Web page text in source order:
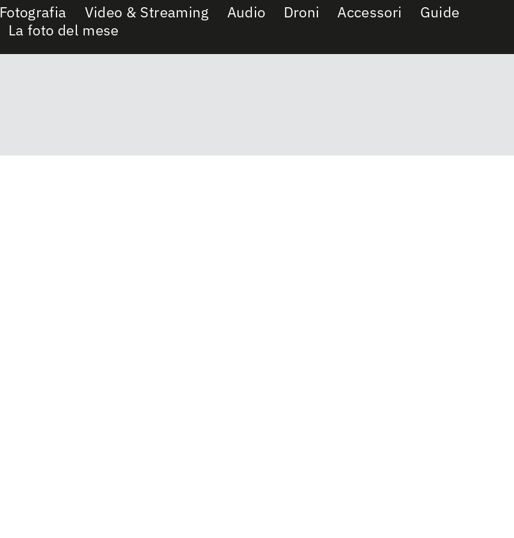
Fotografia Video & Streaming Audio Droni Accessori
Guide
La foto del mese